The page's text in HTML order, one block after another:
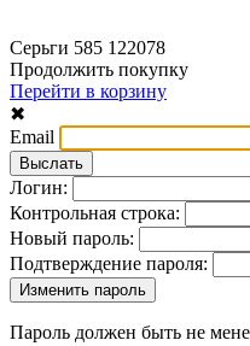
Серьги 585 122078
Продолжить покупку
Перейти в корзину
✖
Email
Логин:
Контрольная строка:
Новый пароль:
Подтверждение пароля:
Пароль должен быть не